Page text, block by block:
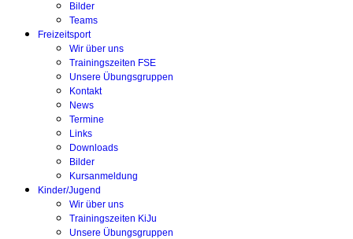
Bilder
Teams
Freizeitsport
Wir über uns
Trainingszeiten FSE
Unsere Übungsgruppen
Kontakt
News
Termine
Links
Downloads
Bilder
Kursanmeldung
Kinder/Jugend
Wir über uns
Trainingszeiten KiJu
Unsere Übungsgruppen